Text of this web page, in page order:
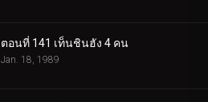
ตอนที่ 141 เท็นชินฮัง 4 คน
Jan. 18, 1989